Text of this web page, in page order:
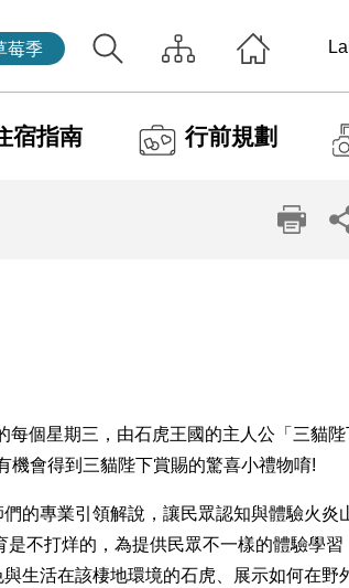
莓季
宿指南 行前規劃
個星期三，由石虎王國的主人公「三貓
機會得到三貓陛下賞賜的驚喜小禮物唷!
的專業引領解說，讓民眾認知與體驗火炎
不打烊的，為提供民眾不一樣的體驗學習
生活在該棲地環境的石虎、展示如何在野